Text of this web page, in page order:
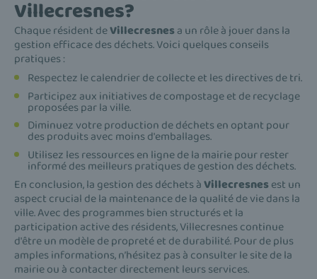
Villecresnes?
Chaque résident deVillecresnes a un rôle à jouer dans la
gestion efficace des déchets. Voici quelques conseils
pratiques :
Respectez le calendrier de collecte et les directives de tri.
Participez aux initiatives de compostage et de recyclage
proposées par la ville.
Diminuez votre production de déchets en optant pour
des produits avec moins d'emballages.
Utilisez les ressources en ligne de la mairie pour rester
informé des meilleurs pratiques de gestion des déchets.
En conclusion, la gestion des déchets àVillecresnes est un
aspect crucial de la maintenance de la qualité de vie dans la
ville. Avec des programmes bien structurés et la
participation active des résidents, Villecresnes continue
d'être un modèle de propreté et de durabilité. Pour de plus
amples informations, n’hésitez pas à consulter le site de la
mairie ou à contacter directement leurs services.